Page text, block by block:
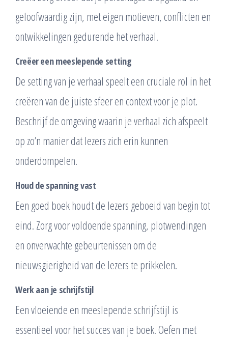
geloofwaardig zijn, met eigen motieven, conflicten en
ontwikkelingen gedurende het verhaal.
Creëer een meeslepende setting
De setting van je verhaal speelt een cruciale rol in het
creëren van de juiste sfeer en context voor je plot.
Beschrijf de omgeving waarin je verhaal zich afspeelt
op zo’n manier dat lezers zich erin kunnen
onderdompelen.
Houd de spanning vast
Een goed boek houdt de lezers geboeid van begin tot
eind. Zorg voor voldoende spanning, plotwendingen
en onverwachte gebeurtenissen om de
nieuwsgierigheid van de lezers te prikkelen.
Werk aan je schrijfstijl
Een vloeiende en meeslepende schrijfstijl is
essentieel voor het succes van je boek. Oefen met